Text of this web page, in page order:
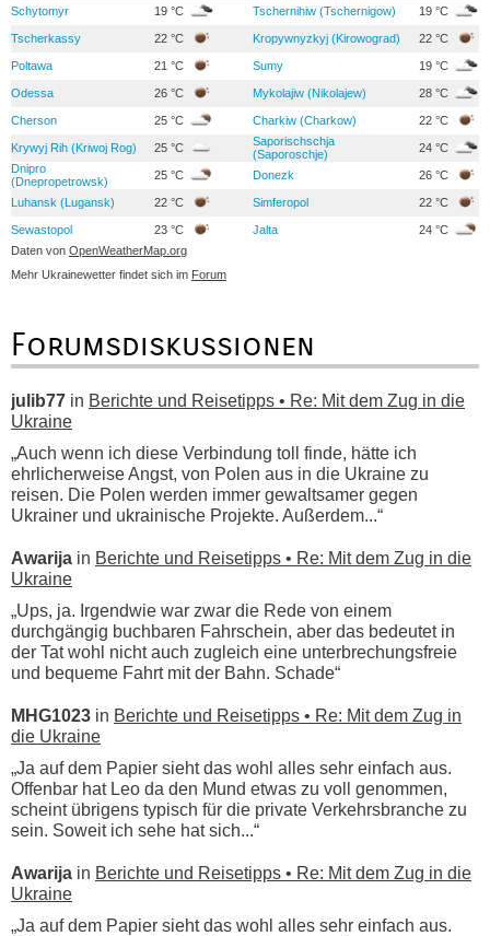
Schytomyr 19 °C Tschernihiw (Tschernigow) 19 °C
Tscherkassy 22 °C Kropywnyzkyj (Kirowograd) 22 °C
Poltawa 21 °C Sumy 19 °C
Odessa 26 °C Mykolajiw (Nikolajew) 28 °C
Cherson 25 °C Charkiw (Charkow) 22 °C
Krywyj Rih (Kriwoj Rog) 25 °C
Saporischschja
(Saporoschje)
24 °C
Dnipro
(Dnepropetrowsk)
25 °C Donezk 26 °C
Luhansk (Lugansk) 22 °C Simferopol 22 °C
Sewastopol 23 °C Jalta
24 °C
Daten von OpenWeatherMap.org
Mehr Ukrainewetter findet sich im Forum
Forumsdiskussionen
julib77 in Berichte und Reisetipps • Re: Mit dem Zug in die
Ukraine
„Auch wenn ich diese Verbindung toll finde, hätte ich
ehrlicherweise Angst, von Polen aus in die Ukraine zu
reisen. Die Polen werden immer gewaltsamer gegen
Ukrainer und ukrainische Projekte. Außerdem...“
Awarija in Berichte und Reisetipps • Re: Mit dem Zug in die
Ukraine
„Ups, ja. Irgendwie war zwar die Rede von einem
durchgängig buchbaren Fahrschein, aber das bedeutet in
der Tat wohl nicht auch zugleich eine unterbrechungsfreie
und bequeme Fahrt mit der Bahn. Schade“
MHG1023 in Berichte und Reisetipps • Re: Mit dem Zug in
die Ukraine
„Ja auf dem Papier sieht das wohl alles sehr einfach aus.
Offenbar hat Leo da den Mund etwas zu voll genommen,
scheint übrigens typisch für die private Verkehrsbranche zu
sein. Soweit ich sehe hat sich...“
Awarija in Berichte und Reisetipps • Re: Mit dem Zug in die
Ukraine
„Ja auf dem Papier sieht das wohl alles sehr einfach aus.